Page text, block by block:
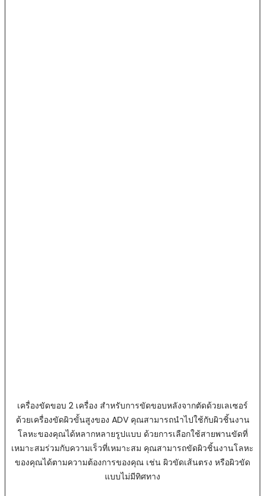
เครื่องขัดขอบ 2 เครื่อง สำหรับการขัดขอบหลังจากตัดด้วยเลเซอร์
ด้วยเครื่องขัดผิวขั้นสูงของ ADV คุณสามารถนำไปใช้กับผิวชิ้นงาน
โลหะของคุณได้หลากหลายรูปแบบ ด้วยการเลือกใช้สายพานขัดที่
เหมาะสมร่วมกับความเร็วที่เหมาะสม คุณสามารถขัดผิวชิ้นงานโลหะ
ของคุณได้ตามความต้องการของคุณ เช่น ผิวขัดเส้นตรง หรือผิวขัด
แบบไม่มีทิศทาง